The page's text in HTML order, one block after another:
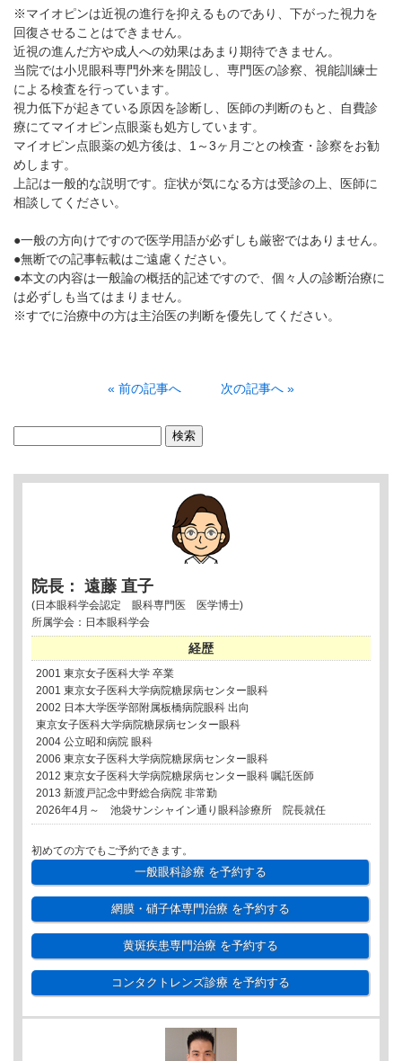
※マイオピンは近視の進行を抑えるものであり、下がった視力を
回復させることはできません。
近視の進んだ方や成人への効果はあまり期待できません。
当院では小児眼科専門外来を開設し、専門医の診察、視能訓練士
による検査を行っています。
視力低下が起きている原因を診断し、医師の判断のもと、自費診
療にてマイオピン点眼薬も処方しています。
マイオピン点眼薬の処方後は、1～3ヶ月ごとの検査・診察をお勧
めします。
上記は一般的な説明です。症状が気になる方は受診の上、医師に
相談してください。
●一般の方向けですので医学用語が必ずしも厳密ではありません。
●無断での記事転載はご遠慮ください。
●本文の内容は一般論の概括的記述ですので、個々人の診断治療に
は必ずしも当てはまりません。
※すでに治療中の方は主治医の判断を優先してください。
« 前の記事へ 次の記事へ »
院長： 遠藤 直子
(日本眼科学会認定 眼科専門医 医学博士)
所属学会：日本眼科学会
経歴
2001 東京女子医科大学 卒業
2001 東京女子医科大学病院糖尿病センター眼科
2002 日本大学医学部附属板橋病院眼科 出向
東京女子医科大学病院糖尿病センター眼科
2004 公立昭和病院 眼科
2006 東京女子医科大学病院糖尿病センター眼科
2012 東京女子医科大学病院糖尿病センター眼科 嘱託医師
2013 新渡戸記念中野総合病院 非常勤
2026年4月～ 池袋サンシャイン通り眼科診療所 院長就任
初めての方でもご予約できます。
一般眼科診療を予約する
網膜・硝子体専門治療を予約する
黄斑疾患専門治療を予約する
コンタクトレンズ診療を予約する